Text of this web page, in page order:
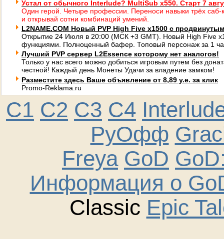
Устал от обычного Interlude? MultiSub x550. Старт 7
Один герой. Четыре профессии. Переноси навыки трёх саб-
и открывай сотни комбинаций умений.
L2NAME.COM Новый PVP High Five x1500 с
Открытие 24 Июля в 20:00 (МСК +3 GMT). Новый High Five
функциями. Полноценный бафер. Топовый персонаж за 1
Лучший PVP сервер L2Essence которому нет аналогов!
Только у нас всего можно добиться игровым путем без
честной! Каждый день Монеты Удачи за владение замком!
Разместите здесь Ваше объявление от 8,89 у.е. за клик
Promo-Reklama.ru
C1 C2 C3 C4
РуОфф
Freya GoD
Информация о
Classic Epic